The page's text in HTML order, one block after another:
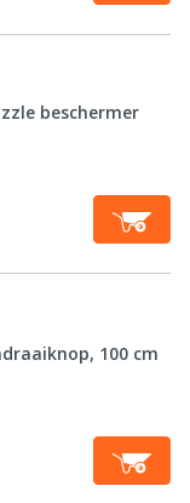
beschermer
100 cm